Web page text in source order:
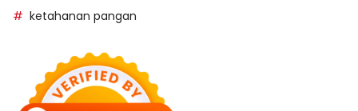
ketahanan pangan